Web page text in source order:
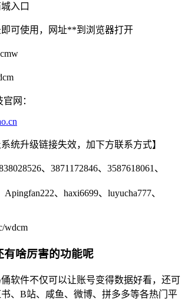
入口
可使用，网址**到浏览器打开
网：
统升级链接失效，加下方联系方式】
、3871172846、3587618061、
、haxi6699、luyucha777、
wdcm
有啥厉害的功能呢
软件不仅可以让账号变得数据好看，还可
、B站、咸鱼、微博、拼多多等各热门平